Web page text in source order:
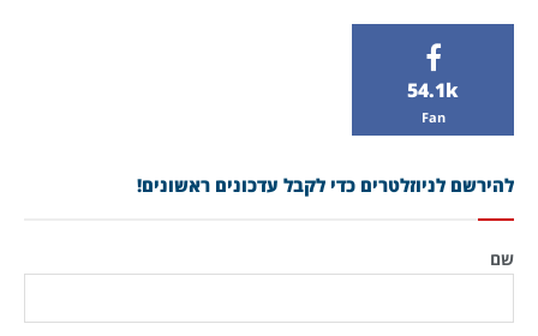
54.1k
Fan
להירשם לניוזלטרים כדי לקבל עדכונים ראשונים!
שם